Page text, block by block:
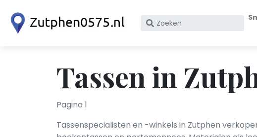
Zoek
KvK
nummer
Tassen in
Pagina 1
Tassenspecialisten en -winkels in Zutphen